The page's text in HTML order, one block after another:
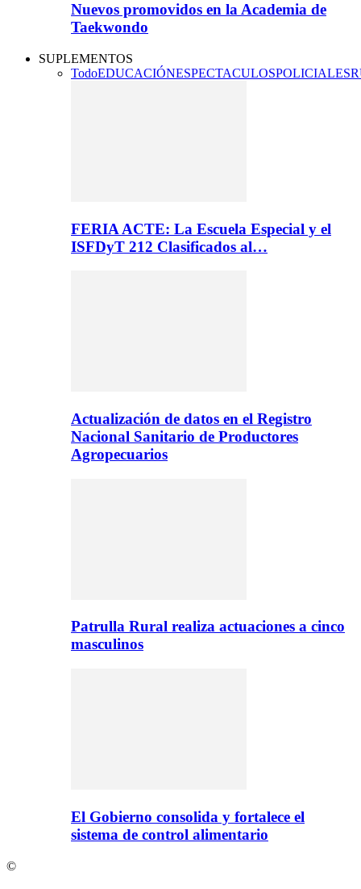
Nuevos promovidos en la Academia de
Taekwondo
SUPLEMENTOS
TodoEDUCACIÓNESPECTACULOSPOLICIALES
FERIA ACTE: La Escuela Especial y el
ISFDyT 212 Clasificados al…
Actualización de datos en el Registro
Nacional Sanitario de Productores
Agropecuarios
Patrulla Rural realiza actuaciones a cinco
masculinos
El Gobierno consolida y fortalece el
sistema de control alimentario
©